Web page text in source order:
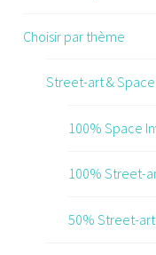
Choisir par thème
Street-art &
100% Space
100% Street-
50% Street-